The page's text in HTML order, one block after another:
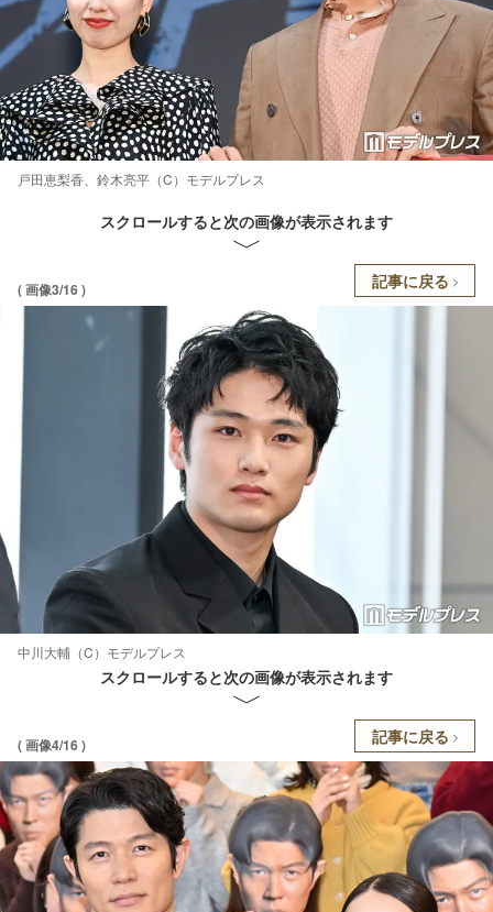
戸田恵梨香、鈴木亮平（C）モデルプレス
スクロールすると次の画像が表示されます
( 画像3/16 ) 記事に戻る
中川大輔（C）モデルプレス
スクロールすると次の画像が表示されます
( 画像4/16 ) 記事に戻る